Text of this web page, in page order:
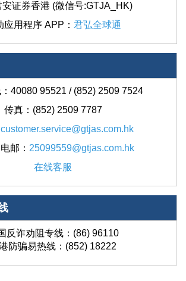
安证券香港 (微信号:GTJA_HK)
应用程序 APP： 君弘全球通
40080 95521 / (852) 2509 7524
传真：(852) 2509 7787
customer.service@gtjas.com.hk
邮： 25099559@gtjas.com.hk
在线客服
反诈劝阻专线：(86) 96110
防骗易热线：(852) 18222